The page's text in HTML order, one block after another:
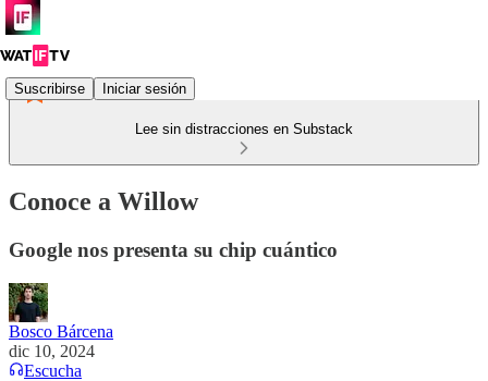
Suscribirse Iniciar sesión
Lee sin distracciones en Substack
Conoce a Willow
Google nos presenta su chip cuántico
Bosco Bárcena
dic 10, 2024
Escucha